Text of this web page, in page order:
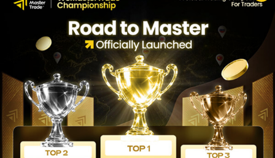
Commencez votre défi
Partenaire Transparence
Avis WeMasterTrade vérifiés par FXVerify